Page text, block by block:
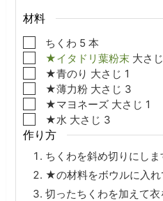
材料
▢
ちくわ 5 本
▢
★イタドリ葉粉末 大さじ
▢
★青のり 大さじ 1
▢
★薄力粉 大さじ 3
▢
★マヨネーズ 大さじ 1
▢
★水 大さじ 3
作り方
ちくわを斜め切りにしま
★の材料をボウルに入れ
切ったちくわを加えて